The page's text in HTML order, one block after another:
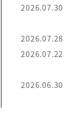
2026.07.30
2026.07.28
2026.07.22
2026.06.30